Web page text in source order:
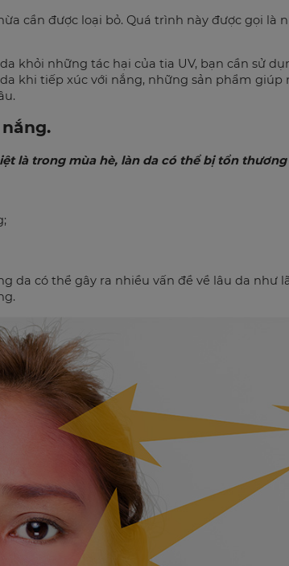
cần được loại bỏ. Quá trình này được gọi là
khỏi những tác hại của tia UV, bạn cần sử
khi tiếp xúc với nắng, những sản phẩm giúp
là trong mùa hè, làn da có thể bị tổn
có thể gây ra nhiều vấn đề về lâu da như